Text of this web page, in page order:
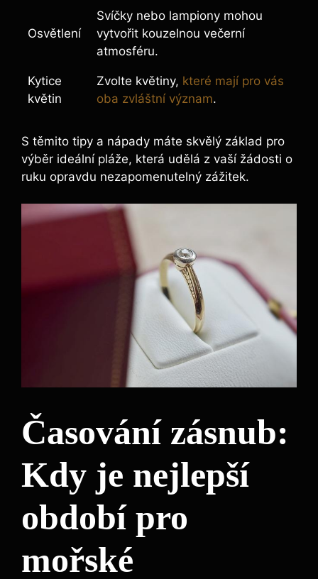
Osvětlení
Svíčky nebo lampiony mohou
vytvořit kouzelnou večerní
atmosféru.
Kytice
květin
Zvolte květiny, které mají pro vás
oba zvláštní význam.
S těmito tipy a nápady máte skvělý základ pro
výběr ideální pláže, která udělá z vaší žádosti o
ruku opravdu nezapomenutelný zážitek.
Časování zásnub:
Kdy je nejlepší
období pro
mořské